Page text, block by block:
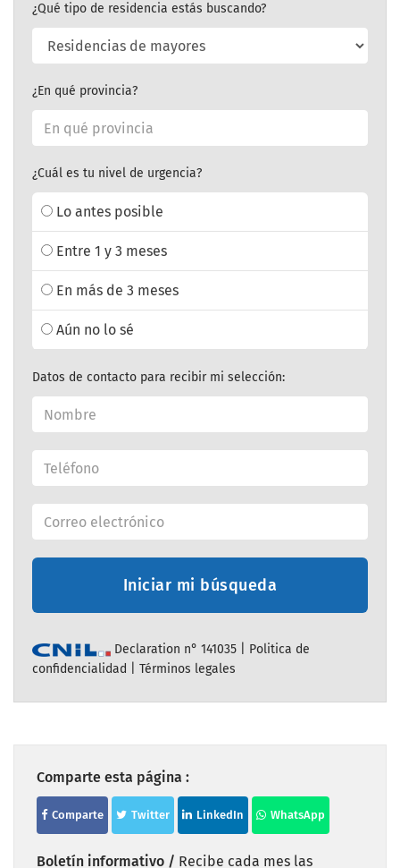
¿Qué tipo de residencia estás buscando?
¿En qué provincia?
¿Cuál es tu nivel de urgencia?
Lo antes posible
Entre 1 y 3 meses
En más de 3 meses
Aún no lo sé
Datos de contacto para recibir mi selección:
Iniciar mi búsqueda
Declaration n° 141035 | Politica de
confidencialidad
Términos legales
Comparte esta página :
Comparte Twitter LinkedIn WhatsApp
Boletín informativo / Recibe cada mes las